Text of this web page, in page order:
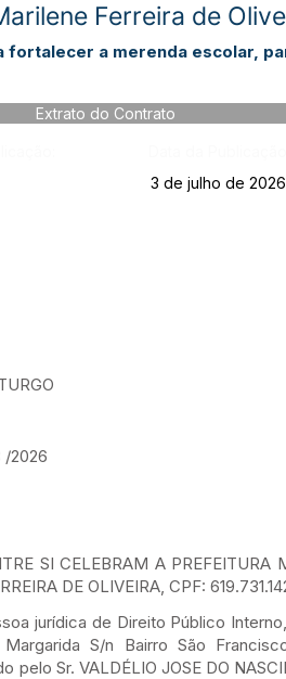
Ferreira de
a merenda escolar,
Extrato do Contrato
3 de julho de 2026
/2026
SI CELEBRAM A PREFEITURA
DE OLIVEIRA, CPF:
jurídica de Direito Público
S/n Bairro São
Sr. VALDÉLIO JOSE DO